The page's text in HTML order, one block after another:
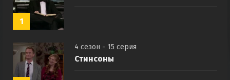
1
4 сезон - 15 серия
Стинсоны